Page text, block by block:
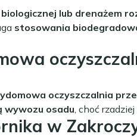
lub drenażem
stosowania
oczyszczalnia
wywozu osadu , choć
w